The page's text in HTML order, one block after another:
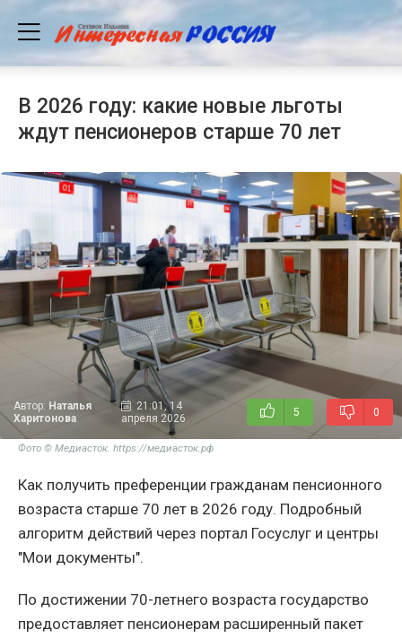
В 2026 году: какие новые льготы
ждут пенсионеров старше 70 лет
Автор: Наталья
Харитонова
21:01, 14
апреля 2026
5 0
Фото © Медиасток. https://медиасток.рф
Как получить преференции гражданам пенсионного
возраста старше 70 лет в 2026 году. Подробный
алгоритм действий через портал Госуслуг и центры
"Мои документы".
По достижении 70-летнего возраста государство
предоставляет пенсионерам расширенный пакет